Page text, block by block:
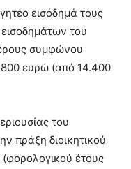
εισόδημά τους
του
συμφώνου
ευρώ (από 14.400
του
πράξη διοικητικού
έτους